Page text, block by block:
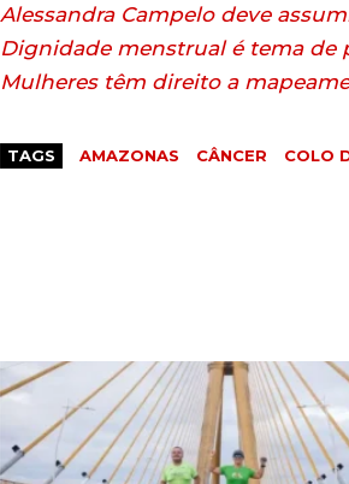
Alessandra Campelo deve
Dignidade menstrual é tema de
Mulheres têm direito a
TAGS AMAZONAS CÂNCER COLO